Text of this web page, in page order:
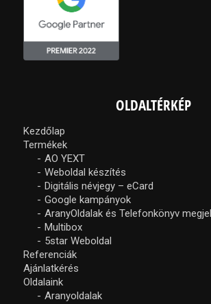
OLDALTÉRKÉP
Kezdőlap
Termékek
AO YEXT
Weboldal készítés
Digitális névjegy – eCard
Google kampányok
AranyOldalak és Telefonkönyv
Multibox
5star Weboldal
Referenciák
Ajánlatkérés
Oldalaink
Aranyoldalak